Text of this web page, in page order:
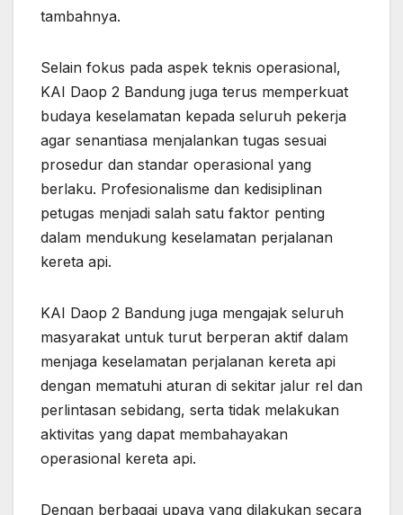
tambahnya.
Selain fokus pada aspek teknis operasional,
KAI Daop 2 Bandung juga terus memperkuat
budaya keselamatan kepada seluruh pekerja
agar senantiasa menjalankan tugas sesuai
prosedur dan standar operasional yang
berlaku. Profesionalisme dan kedisiplinan
petugas menjadi salah satu faktor penting
dalam mendukung keselamatan perjalanan
kereta api.
KAI Daop 2 Bandung juga mengajak seluruh
masyarakat untuk turut berperan aktif dalam
menjaga keselamatan perjalanan kereta api
dengan mematuhi aturan di sekitar jalur rel dan
perlintasan sebidang, serta tidak melakukan
aktivitas yang dapat membahayakan
operasional kereta api.
Dengan berbagai upaya yang dilakukan secara